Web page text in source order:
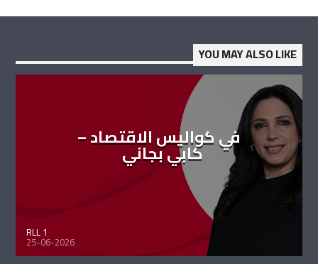
YOU MAY ALSO LIKE
في كواليس الاقتصاد –
كابي بجاني
RLL 1
25-06-2026